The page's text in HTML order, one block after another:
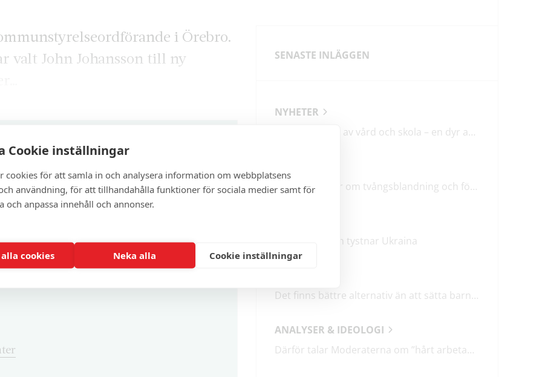
Cookie inställningar
cookies för att samla in och analysera information om webbplatsens
användning, för att tillhandahålla funktioner för sociala medier samt för
och anpassa innehåll och annonser.
cookies Neka alla Cookie inställningar
i Örebro.
valt John Johansson till ny
och cirka 100 andra exklusiva och
SENASTE INLÄGGEN
NYHETER
Förstatligande av vård och skola – en dyr affär med osäkert utfall
M & SD hycklar om tvångsblandning och förvärrar segregationen
Mitt i frukosten tystnar Ukraina
Det finns bättre alternativ än att sätta barn i fängelse
ANALYSER & IDEOLOGI
Därför talar Moderaterna om ”hårt arbetande människor”